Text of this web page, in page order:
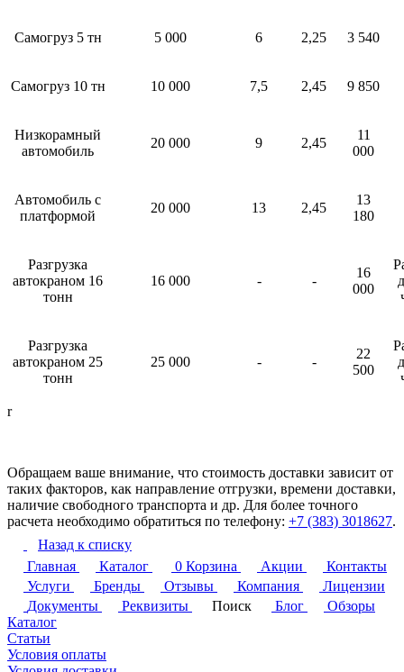
Самогруз 5 тн 5 000 6 2,25 3 540
Самогруз 10 тн 10 000 7,5 2,45 9 850
Низкорамный
автомобиль
20 000 9 2,45
11
000
Автомобиль с
платформой
20 000 13 2,45
13
180
Разгрузка
автокраном 16
тонн
16 000 - -
16
000
Разгрузка
автокраном 25
тонн
25 000 - -
22
500
r
Обращаем ваше внимание, что стоимость доставки зависит от
таких факторов, как направление отгрузки, времени доставки,
наличие свободного транспорта и др. Для более точного
расчета необходимо обратиться по телефону: +7 (383) 3018627.
Назад к списку
Главная
Каталог 0 Корзина Акции
Контакты
Услуги
Бренды Отзывы Компания
Лицензии
Документы
Реквизиты Поиск Блог
Обзоры
Каталог
Статьи
Условия оплаты